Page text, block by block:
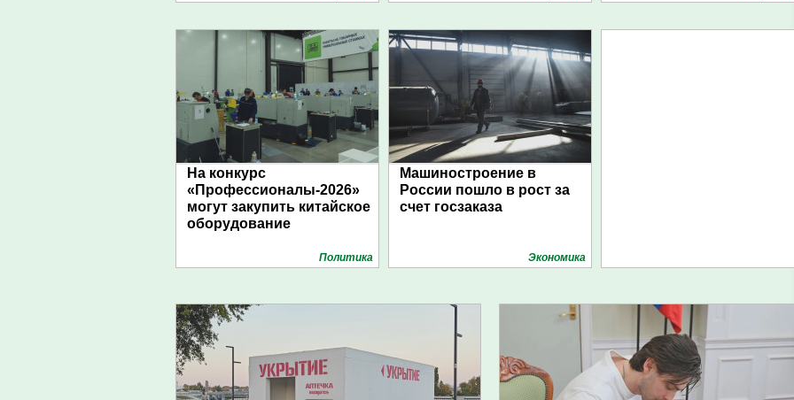
На конкурс
«Профессионалы-2026»
могут закупить китайское
оборудование
Политика
Машиностроение в
России пошло в рост за
счет госзаказа
Экономика